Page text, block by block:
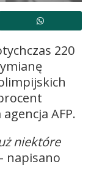
220
AFP.
niektóre
napisano